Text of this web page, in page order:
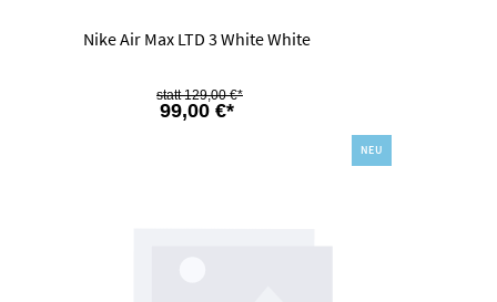
Nike Air Max LTD 3 White White
99,00 €*
129,00 €*
NEU